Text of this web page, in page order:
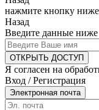
нажмите кнопку ниже
Назад
Введите данные ниже
ОТКРЫТЬ ДОСТУП
Я согласен на
Вход / Регистрация
Электронная почта